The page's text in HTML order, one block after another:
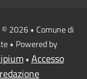
2026 • Comune di
• Powered by
• Accesso
redazione